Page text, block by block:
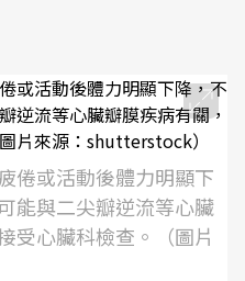
倦或活動後體力明顯下
能與二尖瓣逆流等心臟
受心臟科檢查。（圖片